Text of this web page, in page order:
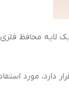
محافظ فلزی
مورد